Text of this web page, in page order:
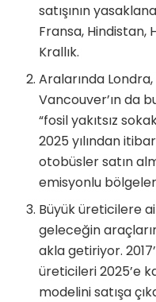
satışının
Fransa, Hindistan,
Krallık.
Aralarında
Vancouver’ın da
“fosil yakıtsız
2025 yılından
otobüsler satın
emisyonlu
Büyük üreticilere
geleceğin
akla getiriyor.
üreticileri 2025’e
modelini satışa